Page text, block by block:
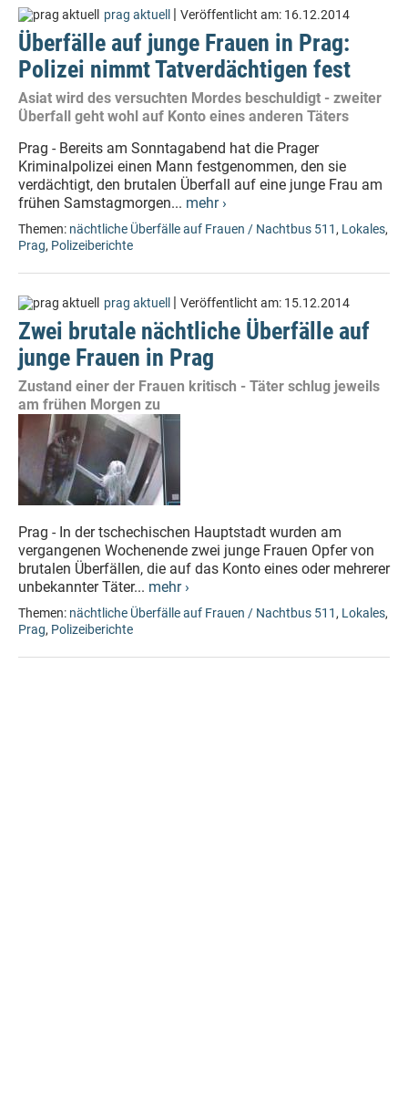
prag aktuell | Veröffentlicht am: 16.12.2014
Überfälle auf junge Frauen in Prag:
Polizei nimmt Tatverdächtigen fest
Asiat wird des versuchten Mordes beschuldigt - zweiter
Überfall geht wohl auf Konto eines anderen Täters
Prag - Bereits am Sonntagabend hat die Prager
Kriminalpolizei einen Mann festgenommen, den sie
verdächtigt, den brutalen Überfall auf eine junge Frau am
frühen Samstagmorgen... mehr ›
Themen: nächtliche Überfälle auf Frauen / Nachtbus 511, Lokales,
Prag, Polizeiberichte
prag aktuell | Veröffentlicht am: 15.12.2014
Zwei brutale nächtliche Überfälle auf
junge Frauen in Prag
Zustand einer der Frauen kritisch - Täter schlug jeweils
am frühen Morgen zu
Prag - In der tschechischen Hauptstadt wurden am
vergangenen Wochenende zwei junge Frauen Opfer von
brutalen Überfällen, die auf das Konto eines oder mehrerer
unbekannter Täter... mehr ›
Themen: nächtliche Überfälle auf Frauen / Nachtbus 511, Lokales,
Prag, Polizeiberichte